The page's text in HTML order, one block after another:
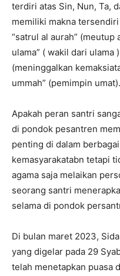
terdiri atas Sin, Nun, Ta,
memiliki makna
“satrul al aurah” (meutup
ulama” ( wakil dari ulama
(meninggalkan
ummah” (pemimpin umat).
Apakah peran santri
di pondok pesantren
penting di dalam
kemasyarakatabn tetapi
agama saja melaikan
seorang santri
selama di pondok
Di bulan maret 2023,
yang digelar pada 29
telah menetapkan puasa